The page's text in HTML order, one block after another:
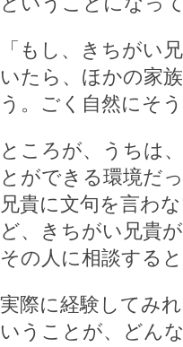
「もし、きちがい
いたら、ほかの家
う。ごく自然にそ
ところが、うちは
とができる環境だ
兄貴に文句を言わ
ど、きちがい兄貴
その人に相談する
実際に経験してみ
いうことが、どん